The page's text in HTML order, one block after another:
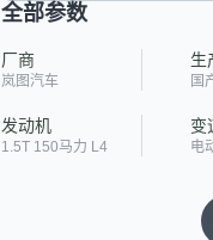
全部参数
厂商
岚图汽车
生
国
发动机
1.5T 150马力 L4
变
电